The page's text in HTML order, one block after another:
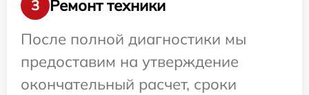
3
Ремонт техники
После полной диагностики мы
предоставим на утверждение
окончательный расчет, сроки